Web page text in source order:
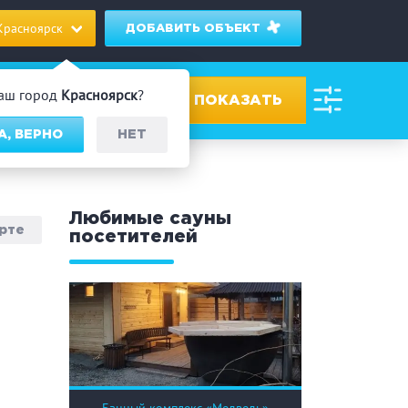
город Красноярск?
ВЕРНО НЕТ
ДОБАВИТЬ ОБЪЕКТ
Корпоратив
Банный чан
Любимые сауны
посетителей